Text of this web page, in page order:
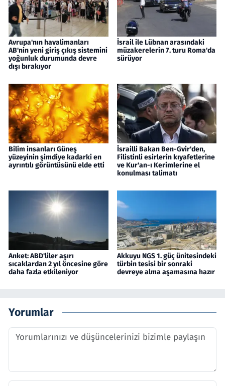
Avrupa'nın havalimanları
AB'nin yeni giriş çıkış sistemini
yoğunluk durumunda devre
dışı bırakıyor
İsrail ile Lübnan arasındaki
müzakerelerin 7. turu Roma'da
sürüyor
Bilim insanları Güneş
yüzeyinin şimdiye kadarki en
ayrıntılı görüntüsünü elde etti
İsrailli Bakan Ben-Gvir'den,
Filistinli esirlerin kıyafetlerine
ve Kur'an-ı Kerimlerine el
konulması talimatı
Anket: ABD'liler aşırı
sıcaklardan 2 yıl öncesine göre
daha fazla etkileniyor
Akkuyu NGS 1. güç ünitesindeki
türbin tesisi bir sonraki
devreye alma aşamasına hazır
Yorumlar